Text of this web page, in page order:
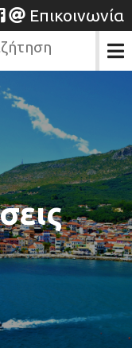
Επικοινωνία